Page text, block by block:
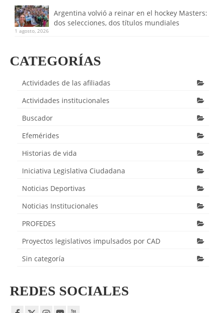
Argentina volvió a reinar en el hockey Masters:
dos selecciones, dos títulos mundiales
1 agosto, 2026
CATEGORÍAS
Actividades de las afiliadas
Actividades institucionales
Buscador
Efemérides
Historias de vida
Iniciativa Legislativa Ciudadana
Noticias Deportivas
Noticias Institucionales
PROFEDES
Proyectos legislativos impulsados por CAD
Sin categoría
REDES SOCIALES